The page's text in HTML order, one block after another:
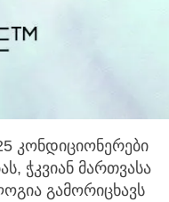
კონდიციონერები
ჭკვიან მართვასა
გამორიცხავს